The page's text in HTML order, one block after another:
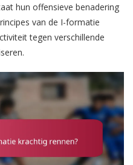
hun offensieve benadering
van de I-formatie
tegen verschillende